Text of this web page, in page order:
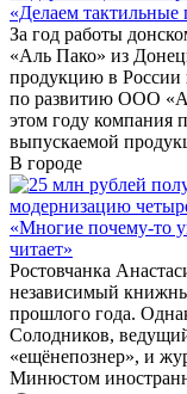
«Делаем тактильные
За год работы
«Аль Пако» из
продукцию в России
по развитию ООО
этом году компания
выпускаемой
В городе
«Многие почему-то
читает»
Ростовчанка
независимый
прошлого года.
Солодников,
«ещёнепознер», и
Минюстом